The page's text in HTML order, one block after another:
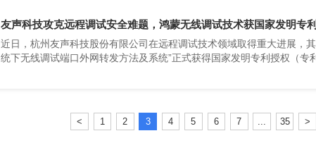
友声科技攻克远程调试安全难题，鸿蒙无线调试技术获国家发明专利
< 1 2 3 4 5 6 7 35 >